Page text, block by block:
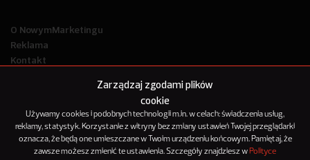
Zarządzaj zgodami plików
cookie
Używamy cookies i podobnych technologii m.in. w celach: świadczenia usług,
reklamy, statystyk. Korzystanie z witryny bez zmiany ustawień Twojej przeglądarki
oznacza, że będą one umieszczane w Twoim urządzeniu końcowym. Pamiętaj, że
zawsze możesz zmienić te ustawienia. Szczegóły znajdziesz w Polityce
O NowymMarketingu
Reklama
Kontakt
© 2012-2025